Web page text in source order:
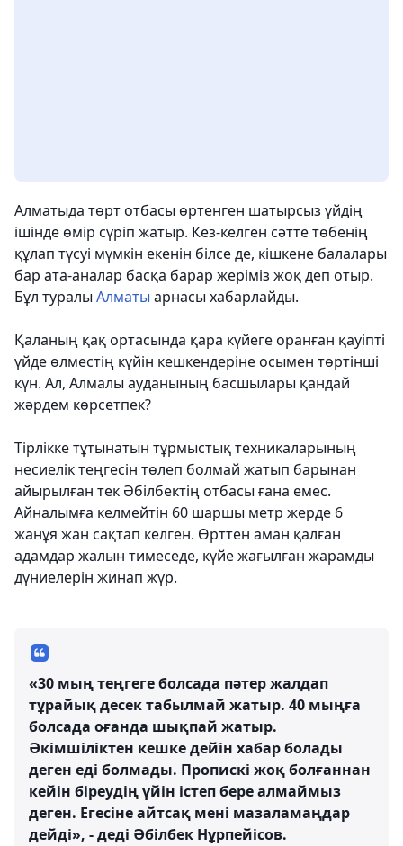
Алматыда төрт отбасы өртенген шатырсыз үйдің
ішінде өмір сүріп жатыр. Кез-келген сәтте төбенің
құлап түсуі мүмкін екенін білсе де, кішкене балалары
бар ата-аналар басқа барар жеріміз жоқ деп отыр.
Бұл туралы Алматы арнасы хабарлайды.
Қаланың қақ ортасында қара күйеге оранған қауіпті
үйде өлместің күйін кешкендеріне осымен төртінші
күн. Ал, Алмалы ауданының басшылары қандай
жәрдем көрсетпек?
Тірлікке тұтынатын тұрмыстық техникаларының
несиелік теңгесін төлеп болмай жатып барынан
айырылған тек Әбілбектің отбасы ғана емес.
Айналымға келмейтін 60 шаршы метр жерде 6
жанұя жан сақтап келген. Өрттен аман қалған
адамдар жалын тимеседе, күйе жағылған жарамды
дүниелерін жинап жүр.
«30 мың теңгеге болсада пәтер жалдап
тұрайық десек табылмай жатыр. 40 мыңға
болсада оғанда шықпай жатыр.
Әкімшіліктен кешке дейін хабар болады
деген еді болмады. Пропискі жоқ болғаннан
кейін біреудің үйін істеп бере алмаймыз
деген. Егесіне айтсақ мені мазаламаңдар
дейді», - деді Әбілбек Нұрпейісов.